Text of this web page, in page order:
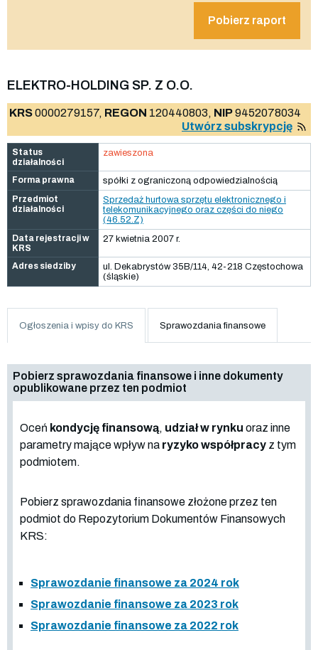
Pobierz raport
ELEKTRO-HOLDING SP. Z O.O.
KRS0000279157, REGON 120440803, NIP9452078034
Utwórz subskrypcję
Status
działalności
zawieszona
Forma prawna
spółki z ograniczoną odpowiedzialnością
Przedmiot
działalności
Sprzedaż hurtowa sprzętu elektronicznego i
telekomunikacyjnego oraz części do niego
(46.52.Z)
Data rejestracji w
KRS
27 kwietnia 2007 r.
Adres siedziby
ul. Dekabrystów 35B/114, 42-218 Częstochowa
(śląskie)
Ogłoszenia i wpisy do KRS Sprawozdania finansowe
Pobierz sprawozdania finansowe i inne dokumenty
opublikowane przez ten podmiot
Oceń kondycję finansową, udział w rynku oraz inne
parametry mające wpływ na ryzyko współpracy z tym
podmiotem.
Pobierz sprawozdania finansowe złożone przez ten
podmiot do Repozytorium Dokumentów Finansowych
KRS:
Sprawozdanie finansowe za 2024 rok
Sprawozdanie finansowe za 2023 rok
Sprawozdanie finansowe za 2022 rok